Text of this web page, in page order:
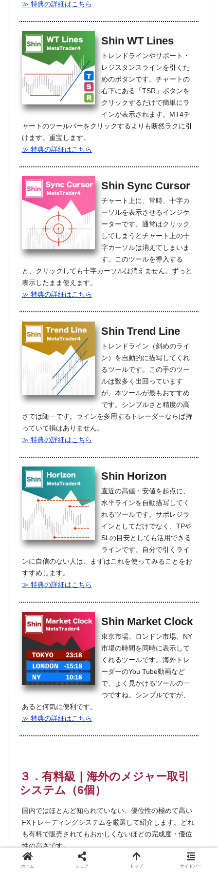
≫ 特典の詳細はこちら
Shin WT Lines
トレンドラインやサポート・
レジスタンスラインを引くた
めのボタンです。チャートの
右下にある「TSR」ボタンを
クリックするだけで簡単にラ
インが表示されます。MT4チ
ャートのツールバーをクリックするよりも断然ラクに引
けます。重宝します。
≫ 特典の詳細はこちら
Shin Sync Cursor
チャート上に、常時、十字カ
ーソルを表示させるインジケ
ーターです。通常はクリック
してしまうとチャート上の十
字カーソルは消えてしまいま
す。このツールを導入する
と、クリックしても十字カーソルは消えません。ずっと
表示したまま使えます。
≫ 特典の詳細はこちら
Shin Trend Line
トレンドライン（斜めのライ
ン）を自動的に描写してくれ
るツールです。この手のツー
ルは数多く出回っています
が、本ツールが最もおすすめ
です。シンプルさと精度の高
さでは随一です。ラインを多用するトレーダーならば持
っていて損はありません。
≫ 特典の詳細はこちら
Shin Horizon
直近の高値・安値を起点に、
水平ラインを自動描写してく
れるツールです。サポレジラ
インとしてだけでなく、TPや
SLの目安としても活用できる
ラインです。自分で引くライ
ンに自信のない人は、まずはこれを使ってみることをお
すすめします。
≫ 特典の詳細はこちら
Shin Market Clock
東京市場、ロンドン市場、NY
市場の時間を同時に表示して
くれるツールです。海外トレ
ーダーのYou Tube動画など
で、よく見かけるツールの一
つですね。シンプルですが、
あると何気に便利です。
≫ 特典の詳細はこちら
３．有料級｜海外のメジャー取引
システム（6個）
国内ではほとんど知られていない、優位性の極めて高い
FXトレーディングシステムを厳選して紹介します。どれ
も有料で販売されてもおかしくないほどの完成度・優位
性の高さです。
ホーム シェア トップ サイドバー